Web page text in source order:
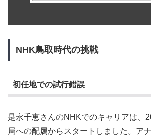
NHK鳥取時代の挑戦
初任地での試行錯誤
是永千恵さんのNHKでのキャリアは、
局への配属からスタートしました。ア